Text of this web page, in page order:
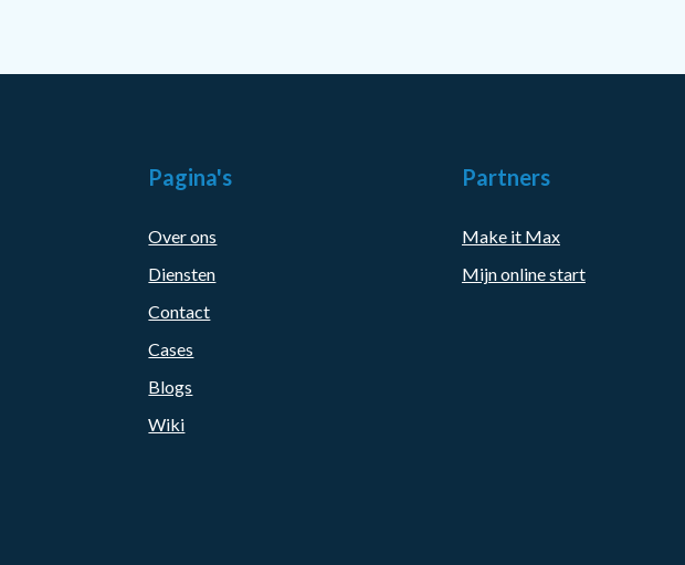
Pagina's
Over ons
Diensten
Contact
Cases
Blogs
Wiki
Partners
Make it Max
Mijn online start